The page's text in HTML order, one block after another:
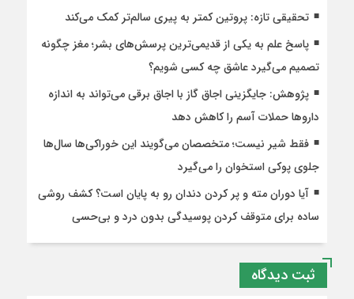
تحقیقی تازه: پروتین کمتر به پیری سالم‌تر کمک می‌کند
پاسخ علم به یکی از قدیمی‌ترین پرسش‌های بشر؛ مغز چگونه
تصمیم می‌گیرد عاشق چه کسی شویم؟
پژوهش: جایگزینی اجاق گاز با اجاق برقی می‌تواند به اندازه
داروها حملات آسم را کاهش دهد
فقط شیر نیست؛ متخصصان می‌گویند این خوراکی‌ها سال‌ها
جلوی پوکی استخوان را می‌گیرد
آیا دوران مته و پر کردن دندان رو به پایان است؟ کشف روشی
ساده برای متوقف کردن پوسیدگی بدون درد و بی‌حسی
ثبت دیدگاه